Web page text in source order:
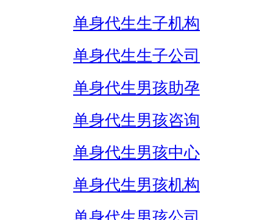
单身代生生子机构
单身代生生子公司
单身代生男孩助孕
单身代生男孩咨询
单身代生男孩中心
单身代生男孩机构